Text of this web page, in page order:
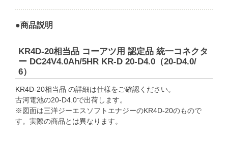
●商品説明
KR4D-20相当品 コーアツ用 認定品 統一コネクタ
ー DC24V4.0Ah/5HR KR-D 20-D4.0（20-D4.0/
6）
KR4D-20相当品 の詳細は仕様をご確認ください。
古河電池の20-D4.0で出荷します。
※図面は三洋ジーエスソフトエナジーのKR4D-20のもので
す。実際の商品とは異なります。